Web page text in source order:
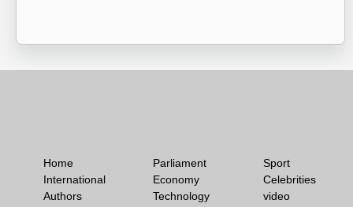
Home
International
Authors
Parliament
Economy
Technology
Sport
Celebrities
video